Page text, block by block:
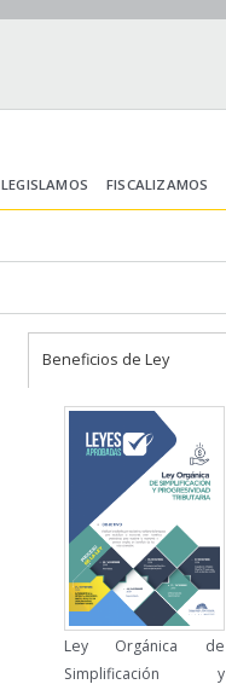
LEGISLAMOS FISCALIZAMOS
Beneficios de Ley
Ley Orgánica de
Simplificación y